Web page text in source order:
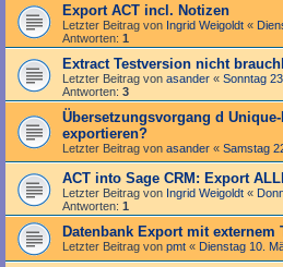
Export ACT incl. Notizen
Letzter Beitrag von Ingrid Weigoldt «
Antworten: 1
Extract Testversion nicht
Letzter Beitrag von asander « Sonntag
Antworten: 3
Übersetzungsvorgang d
exportieren?
Letzter Beitrag von asander « Samstag
ACT into Sage CRM: Export
Letzter Beitrag von Ingrid Weigoldt «
Antworten: 1
Datenbank Export mit externem
Letzter Beitrag von pmt « Dienstag 10.